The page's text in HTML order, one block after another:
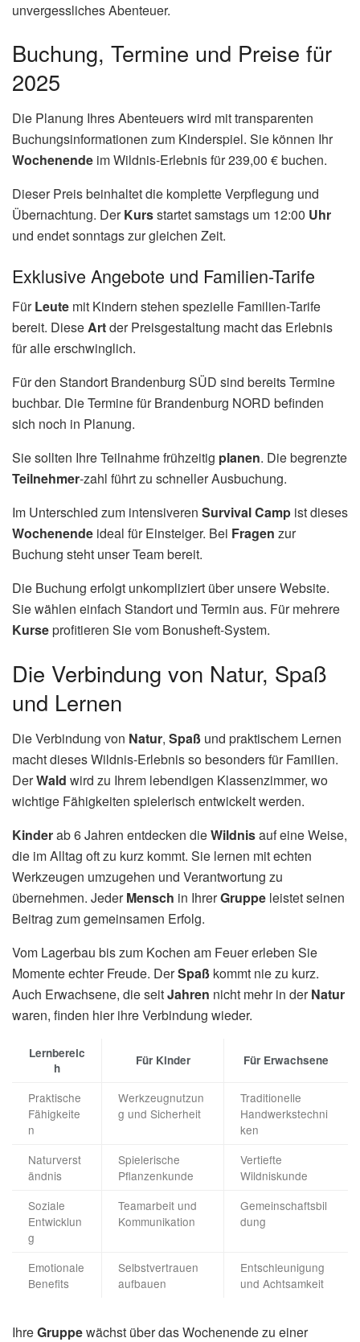
unvergessliches Abenteuer.
Buchung, Termine und Preise für
2025
Die Planung Ihres Abenteuers wird mit transparenten
Buchungsinformationen zum Kinderspiel. Sie können Ihr
Wochenende im Wildnis-Erlebnis für 239,00 € buchen.
Dieser Preis beinhaltet die komplette Verpflegung und
Übernachtung. DerKursstartet samstags um 12:00 Uhr
und endet sonntags zur gleichen Zeit.
Exklusive Angebote und Familien-Tarife
FürLeute mit Kindern stehen spezielle Familien-Tarife
bereit. DieseArtder Preisgestaltung macht das Erlebnis
für alle erschwinglich.
Für den Standort Brandenburg SÜD sind bereits Termine
buchbar. Die Termine für Brandenburg NORD befinden
sich noch in Planung.
Sie sollten Ihre Teilnahme frühzeitig planen. Die begrenzte
Teilnehmer-zahl führt zu schneller Ausbuchung.
Im Unterschied zum intensiveren Survival Camp ist dieses
Wochenende ideal für Einsteiger. Bei Fragen zur
Buchung steht unser Team bereit.
Die Buchung erfolgt unkompliziert über unsere Website.
Sie wählen einfach Standort und Termin aus. Für mehrere
Kurseprofitieren Sie vom Bonusheft-System.
Die Verbindung von Natur, Spaß
und Lernen
Die Verbindung von Natur, Spaß und praktischem Lernen
macht dieses Wildnis-Erlebnis so besonders für Familien.
DerWald wird zu Ihrem lebendigen Klassenzimmer, wo
wichtige Fähigkeiten spielerisch entwickelt werden.
Kinderab 6 Jahren entdecken dieWildnisauf eine Weise,
die im Alltag oft zu kurz kommt. Sie lernen mit echten
Werkzeugen umzugehen und Verantwortung zu
übernehmen. JederMensch in IhrerGruppe leistet seinen
Beitrag zum gemeinsamen Erfolg.
Vom Lagerbau bis zum Kochen am Feuer erleben Sie
Momente echter Freude. DerSpaß kommt nie zu kurz.
Auch Erwachsene, die seitJahren nicht mehr in derNatur
waren, finden hier ihre Verbindung wieder.
Lernbereic
h
Für Kinder Für Erwachsene
Praktische
Fähigkeite
n
Werkzeugnutzun
g und Sicherheit
Traditionelle
Handwerkstechni
ken
Naturverst
ändnis
Spielerische
Pflanzenkunde
Vertiefte
Wildniskunde
Soziale
Entwicklun
g
Teamarbeit und
Kommunikation
Gemeinschaftsbil
dung
Emotionale
Benefits
Selbstvertrauen
aufbauen
Entschleunigung
und Achtsamkeit
IhreGruppewächst über das Wochenende zu einer